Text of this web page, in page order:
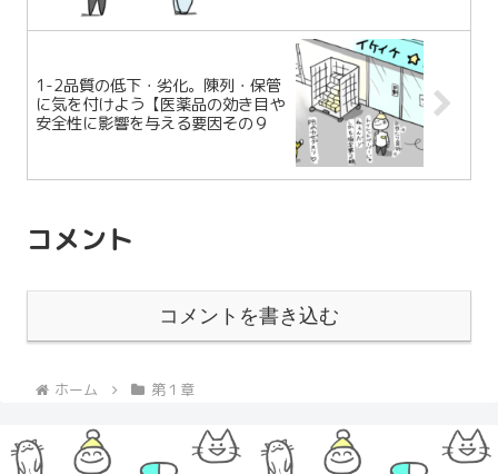
1-2品質の低下・劣化。陳列・保管
に気を付けよう【医薬品の効き目や
安全性に影響を与える要因その９
コメント
コメントを書き込む
ホーム 第１章